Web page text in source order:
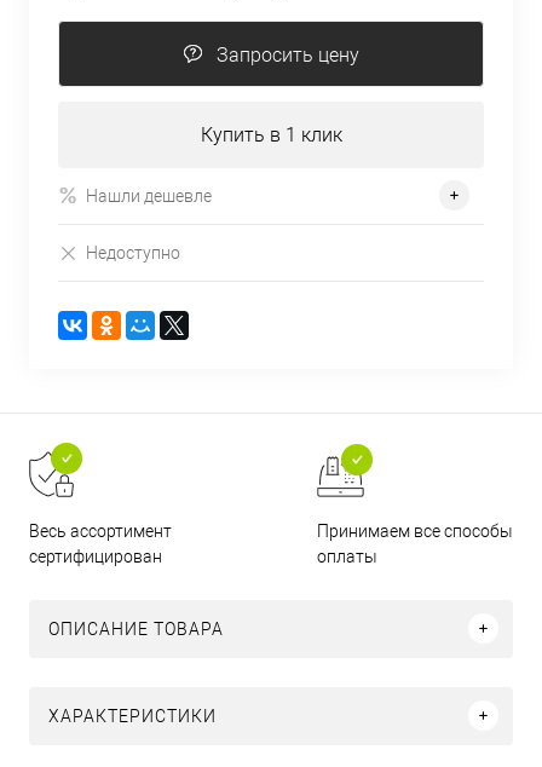
Запросить цену
Купить в 1 клик
Нашли дешевле
Недоступно
Весь ассортимент
сертифицирован
Принимаем все способы
оплаты
ОПИСАНИЕ ТОВАРА
ХАРАКТЕРИСТИКИ